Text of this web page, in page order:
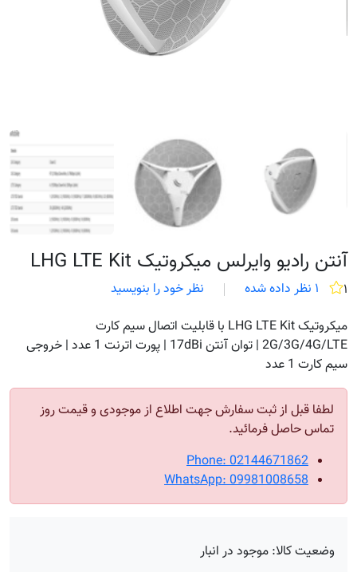
آنتن رادیو وایرلس میکروتیک LHG LTE Kit
۱ ۱ نظر داده شده
نظر خود را بنویسید
میکروتیک LHG LTE Kit با قابلیت اتصال سیم کارت
2G/3G/4G/LTE | توان آنتن 17dBi | پورت اترنت 1 عدد | خروجی
سیم کارت 1 عدد
لطفا قبل از ثبت سفارش جهت اطلاع از موجودی و قیمت روز
تماس حاصل فرمائید.
Phone: 02144671862
WhatsApp: 09981008658
وضعیت کالا: موجود در انبار